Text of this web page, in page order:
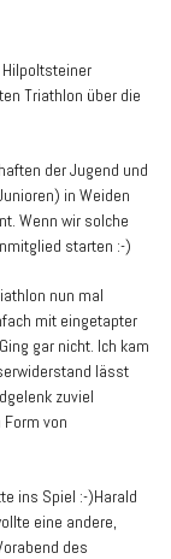
Triathlon über die
der Jugend und
in Weiden
Wenn wir solche
starten :-)
nun mal
mit eingetapter
gar nicht. Ich kam
lässt
zuviel
von
ins Spiel :-)Harald
eine andere,
des